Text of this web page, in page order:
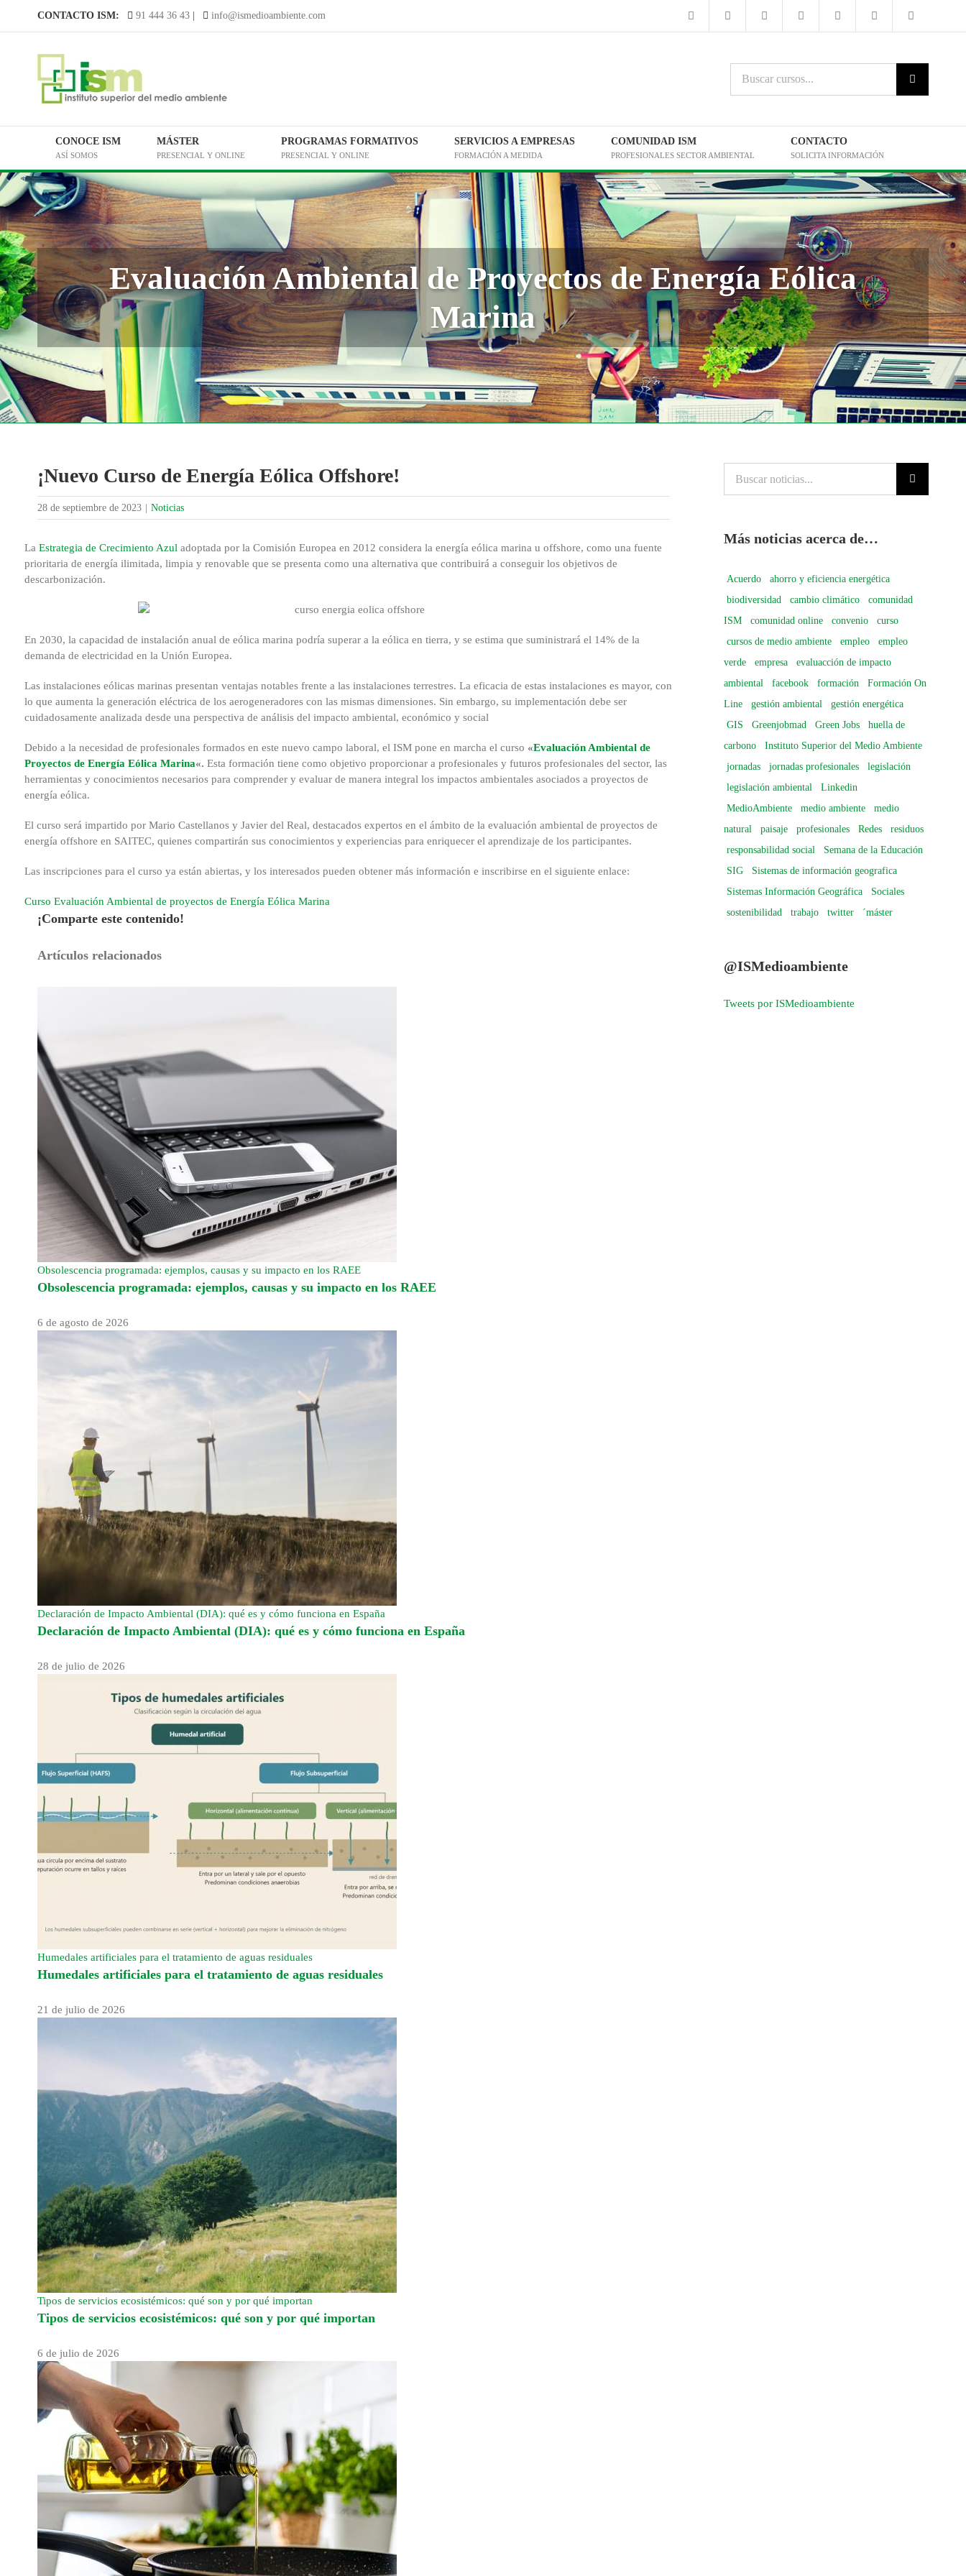
CONTACTO ISM: 91 444 36 43 info@ismedioambiente.com
cursos:
CONOCE ISM
ASÍ SOMOS
MÁSTER
PRESENCIAL Y ONLINE
PROGRAMAS FORMATIVOS
PRESENCIAL Y ONLINE
SERVICIOS A EMPRESAS
FORMACIÓN A MEDIDA
COMUNIDAD ISM
PROFESIONALES SECTOR AMBIENTAL
CONTACTO
SOLICITA INFORMACIÓN
Evaluación Ambiental de Proyectos de Energía Eólica
Marina
¡Nuevo Curso de Energía Eólica Offshore!
28 de septiembre de 2023 Noticias
LaEstrategia de Crecimiento Azul adoptada por la Comisión Europea en 2012 considera la energía eólica marina u offshore, como una fuente
prioritaria de energía ilimitada, limpia y renovable que se presenta como una alternativa que contribuirá a conseguir los objetivos de
descarbonización.
En 2030, la capacidad de instalación anual de eólica marina podría superar a la eólica en tierra, y se estima que suministrará el 14% de la
demanda de electricidad en la Unión Europea.
Las instalaciones eólicas marinas presentan ventajas notables frente a las instalaciones terrestres. La eficacia de estas instalaciones es mayor, con
lo que aumenta la generación eléctrica de los aerogeneradores con las mismas dimensiones. Sin embargo, su implementación debe ser
cuidadosamente analizada desde una perspectiva de análisis del impacto ambiental, económico y social
Debido a la necesidad de profesionales formados en este nuevo campo laboral, el ISM pone en marcha el curso «Evaluación Ambiental de
Proyectos de Energía Eólica Marina«. Esta formación tiene como objetivo proporcionar a profesionales y futuros profesionales del sector, las
herramientas y conocimientos necesarios para comprender y evaluar de manera integral los impactos ambientales asociados a proyectos de
energía eólica.
El curso será impartido por Mario Castellanos y Javier del Real, destacados expertos en el ámbito de la evaluación ambiental de proyectos de
energía offshore en SAITEC, quienes compartirán sus conocimientos y experiencias para enriquecer el aprendizaje de los participantes.
Las inscripciones para el curso ya están abiertas, y los interesados pueden obtener más información e inscribirse en el siguiente enlace:
Curso Evaluación Ambiental de proyectos de Energía Eólica Marina
¡Comparte este contenido!
Facebook
X
Reddit
LinkedIn
WhatsApp
Tumblr
Pinterest
Correo
electrónico
Artículos relacionados
Obsolescencia programada: ejemplos, causas y su impacto en los RAEE
Obsolescencia programada: ejemplos, causas y su impacto en los RAEE
6 de agosto de 2026
Declaración de Impacto Ambiental (DIA): qué es y cómo funciona en España
Declaración de Impacto Ambiental (DIA): qué es y cómo funciona en España
28 de julio de 2026
Humedales artificiales para el tratamiento de aguas residuales
Humedales artificiales para el tratamiento de aguas residuales
21 de julio de 2026
Tipos de servicios ecosistémicos: qué son y por qué importan
Tipos de servicios ecosistémicos: qué son y por qué importan
6 de julio de 2026
noticias...
Más noticias acerca de…
Acuerdo
ahorro y eficiencia energética
biodiversidad
cambio climático
comunidad
ISM
comunidad online convenio
curso
cursos de medio ambiente
empleo
empleo
verde
empresa
evaluacción de impacto
ambiental
facebook formación
Formación On
Line
gestión ambiental
gestión energética
GIS
Greenjobmad Green Jobs
huella de
carbono
Instituto Superior del Medio Ambiente
jornadas
jornadas profesionales
legislación
legislación ambiental
Linkedin
MedioAmbiente
medio ambiente
medio
natural
paisaje profesionales Redes
residuos
responsabilidad social
Semana de la Educación
SIG
Sistemas de información geografica
Sistemas Información Geográfica
Sociales
sostenibilidad
trabajo twitter ´máster
@ISMedioambiente
Tweets por ISMedioambiente